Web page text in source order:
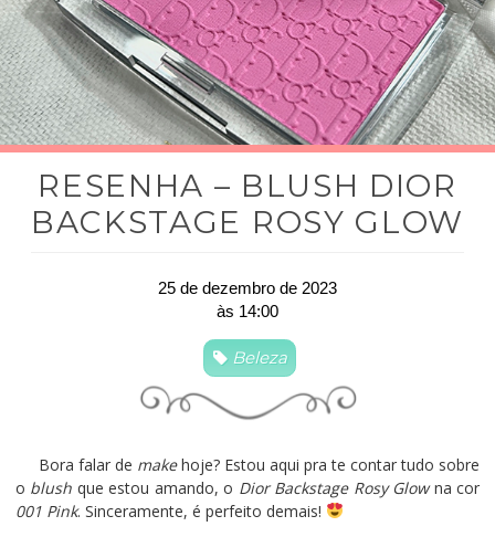
RESENHA – BLUSH DIOR
BACKSTAGE ROSY GLOW
25 de dezembro de 2023
às 14:00
Beleza
Bora falar de makehoje? Estou aqui pra te contar tudo sobre
o blush que estou amando, o Dior Backstage Rosy Glowna cor
001 Pink. Sinceramente, é perfeito demais!